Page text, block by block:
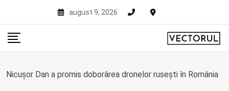
content
august 9, 2026
Nicușor Dan a promis doborârea dronelor rusești în România